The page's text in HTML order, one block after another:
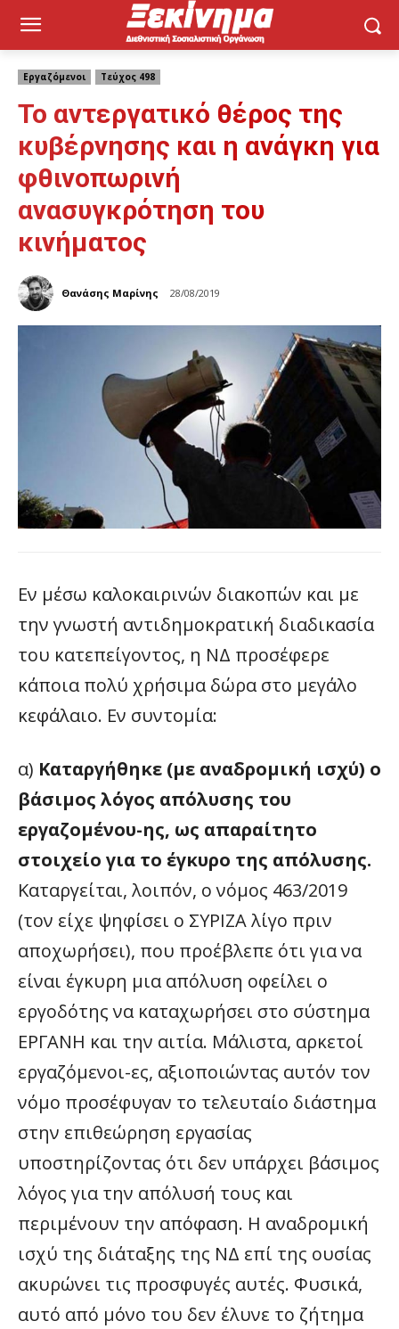
Εργαζόμενοι Τεύχος 498
Το αντεργατικό θέρος της
κυβέρνησης και η ανάγκη για
φθινοπωρινή
ανασυγκρότηση του
κινήματος
Θανάσης Μαρίνης 28/08/2019
Εν μέσω καλοκαιρινών διακοπών και με
την γνωστή αντιδημοκρατική διαδικασία
του κατεπείγοντος, η ΝΔ προσέφερε
κάποια πολύ χρήσιμα δώρα στο μεγάλο
κεφάλαιο. Εν συντομία:
α) Καταργήθηκε (με αναδρομική ισχύ) ο
βάσιμος λόγος απόλυσης του
εργαζομένου-ης, ως απαραίτητο
στοιχείο για το έγκυρο της απόλυσης.
Καταργείται, λοιπόν, ο νόμος 463/2019
(τον είχε ψηφίσει ο ΣΥΡΙΖΑ λίγο πριν
αποχωρήσει), που προέβλεπε ότι για να
είναι έγκυρη μια απόλυση οφείλει ο
εργοδότης να καταχωρήσει στο σύστημα
ΕΡΓΑΝΗ και την αιτία. Μάλιστα, αρκετοί
εργαζόμενοι-ες, αξιοποιώντας αυτόν τον
νόμο προσέφυγαν το τελευταίο διάστημα
στην επιθεώρηση εργασίας
υποστηρίζοντας ότι δεν υπάρχει βάσιμος
λόγος για την απόλυσή τους και
περιμένουν την απόφαση. Η αναδρομική
ισχύ της διάταξης της ΝΔ επί της ουσίας
ακυρώνει τις προσφυγές αυτές. Φυσικά,
αυτό από μόνο του δεν έλυνε το ζήτημα